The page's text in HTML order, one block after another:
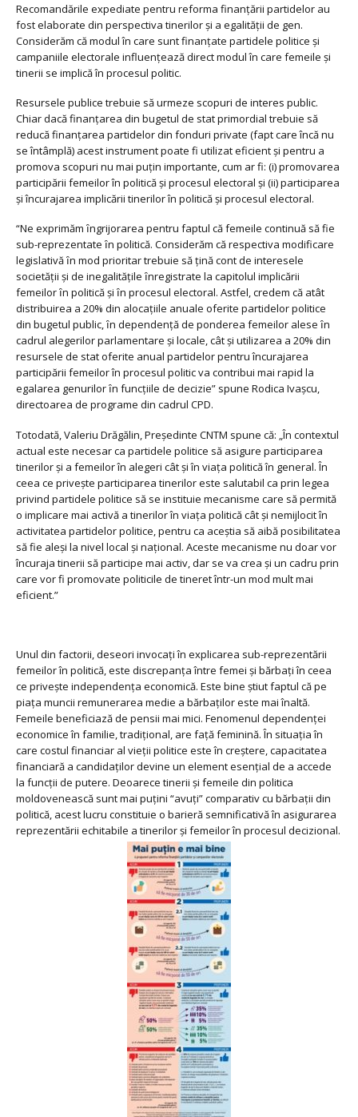
Recomandările expediate pentru reforma finanţării partidelor au
fost elaborate din perspectiva tinerilor şi a egalităţii de gen.
Considerăm că modul în care sunt finanțate partidele politice și
campaniile electorale influențează direct modul în care femeile și
tinerii se implică în procesul politic.
Resursele publice trebuie să urmeze scopuri de interes public.
Chiar dacă finanțarea din bugetul de stat primordial trebuie să
reducă finanțarea partidelor din fonduri private (fapt care încă nu
se întâmplă) acest instrument poate fi utilizat eficient și pentru a
promova scopuri nu mai puțin importante, cum ar fi: (i) promovarea
participării femeilor în politică și procesul electoral și (ii) participarea
și încurajarea implicării tinerilor în politică și procesul electoral.
“Ne exprimăm ȋngrijorarea pentru faptul că femeile continuă să fie
sub-reprezentate ȋn politică. Considerăm că respectiva modificare
legislativă ȋn mod prioritar trebuie să ţină cont de interesele
societăţii şi de inegalităţile ȋnregistrate la capitolul implicării
femeilor ȋn politică şi ȋn procesul electoral. Astfel, credem că atât
distribuirea a 20% din alocaţiile anuale oferite partidelor politice
din bugetul public, ȋn dependenţă de ponderea femeilor alese ȋn
cadrul alegerilor parlamentare şi locale, cât și utilizarea a 20% din
resursele de stat oferite anual partidelor pentru încurajarea
participării femeilor în procesul politic va contribui mai rapid la
egalarea genurilor ȋn funcțiile de decizie” spune Rodica Ivaşcu,
directoarea de programe din cadrul CPD.
Totodată,Valeriu Drăgălin, Președinte CNTM spune că: „În contextul
actual este necesar ca partidele politice să asigure participarea
tinerilor și a femeilor în alegeri cât și în viața politică în general. În
ceea ce privește participarea tinerilor este salutabil ca prin legea
privind partidele politice să se instituie mecanisme care să permită
o implicare mai activă a tinerilor în viața politică cât și nemijlocit în
activitatea partidelor politice, pentru ca aceștia să aibă posibilitatea
să fie aleși la nivel local și național. Aceste mecanisme nu doar vor
încuraja tinerii să participe mai activ, dar se va crea și un cadru prin
care vor fi promovate politicile de tineret într-un mod mult mai
eficient.”
Unul din factorii, deseori invocați în explicarea sub-reprezentării
femeilor în politică, este discrepanța între femei și bărbați în ceea
ce priveşte independența economică. Este bine știut faptul că pe
piața muncii remunerarea medie a bărbaților este mai înaltă.
Femeile beneficiază de pensii mai mici. Fenomenul dependenței
economice în familie, tradițional, are față feminină. În situația în
care costul financiar al vieții politice este în creștere, capacitatea
financiară a candidaților devine un element esențial de a accede
la funcții de putere. Deoarece tinerii și femeile din politica
moldovenească sunt mai puțini “avuți” comparativ cu bărbații din
politică, acest lucru constituie o barieră semnificativă în asigurarea
reprezentării echitabile a tinerilor și femeilor în procesul decizional.